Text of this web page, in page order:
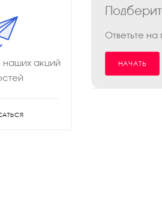
Ответьте на
НАЧАТЬ
наших акций